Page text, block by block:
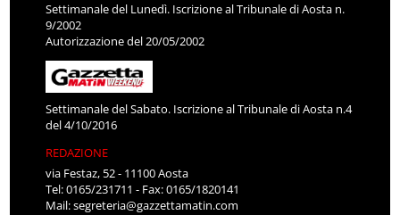
Settimanale del Lunedì. Iscrizione al Tribunale di Aosta n.
9/2002
Autorizzazione del 20/05/2002
Settimanale del Sabato. Iscrizione al Tribunale di Aosta n.4
del 4/10/2016
REDAZIONE
via Festaz, 52 - 11100 Aosta
Tel: 0165/231711 - Fax: 0165/1820141
Mail:segreteria@gazzettamatin.com